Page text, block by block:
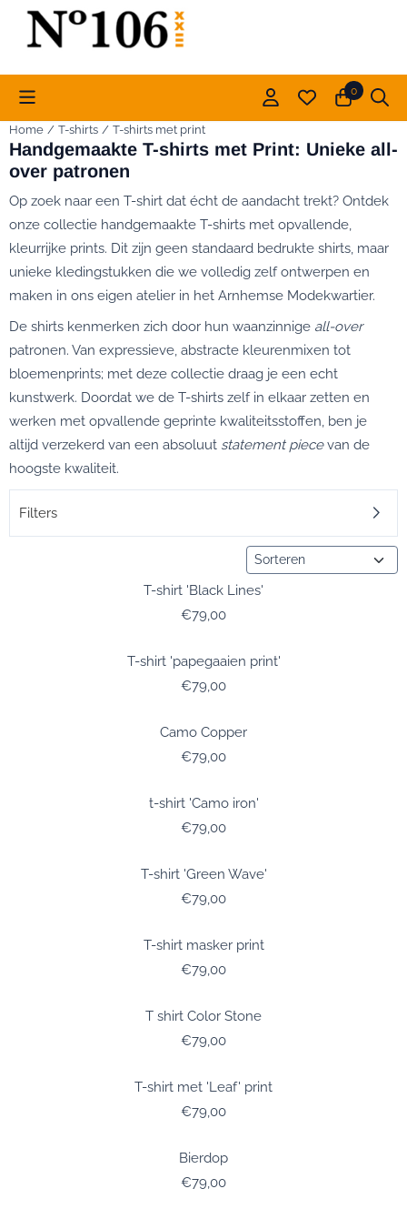
Cookievoorkeuren zijn momenteel gesloten.
0
Home / T-shirts / T-shirts met print
Handgemaakte T-shirts met Print: Unieke all-
over patronen
Op zoek naar een T-shirt dat écht de aandacht trekt? Ontdek
onze collectie handgemaakte T-shirts met opvallende,
kleurrijke prints. Dit zijn geen standaard bedrukte shirts, maar
unieke kledingstukken die we volledig zelf ontwerpen en
maken in ons eigen atelier in het Arnhemse Modekwartier.
De shirts kenmerken zich door hun waanzinnige all-over
patronen. Van expressieve, abstracte kleurenmixen tot
bloemenprints; met deze collectie draag je een echt
kunstwerk. Doordat we de T-shirts zelf in elkaar zetten en
werken met opvallende geprinte kwaliteitsstoffen, ben je
altijd verzekerd van een absoluut statement piecevan de
hoogste kwaliteit.
Filters
Sorteermethode
T-shirt 'Black Lines'
Prijs: 79,00
€79,00
T-shirt 'papegaaien print'
Prijs: 79,00
€79,00
Camo Copper
Prijs: 79,00
€79,00
t-shirt 'Camo iron'
Prijs: 79,00
€79,00
T-shirt 'Green Wave'
Prijs: 79,00
€79,00
T-shirt masker print
Prijs: 79,00
€79,00
T shirt Color Stone
Prijs: 79,00
€79,00
T-shirt met 'Leaf' print
Prijs: 79,00
€79,00
Bierdop
Prijs: 79,00
€79,00